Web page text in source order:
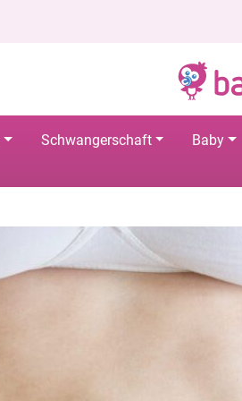
Schwangerschaft Baby